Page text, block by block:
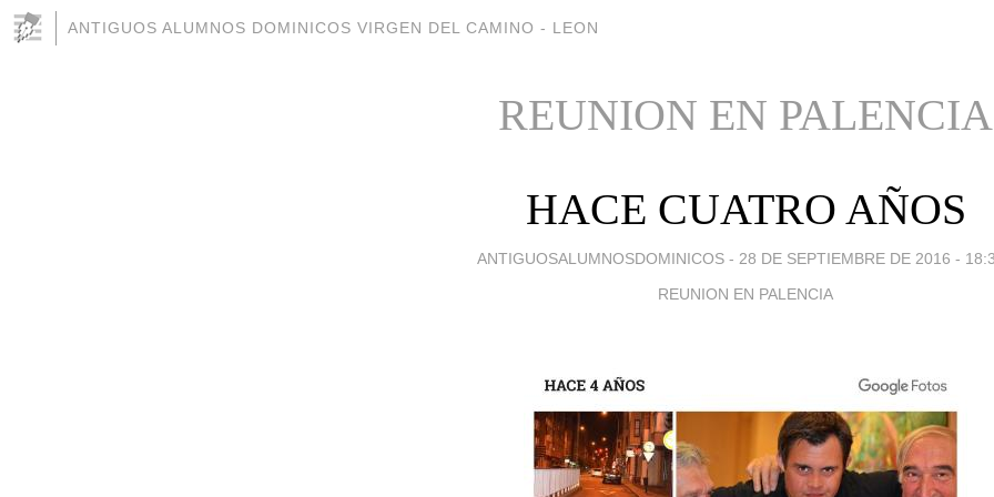
ANTIGUOS ALUMNOS DOMINICOS VIRGEN DEL CAMINO - LEON
REUNION EN PALENCIA
HACE CUATRO AÑOS
ANTIGUOSALUMNOSDOMINICOS - 28 DE SEPTIEMBRE DE 2016 -
REUNION EN PALENCIA